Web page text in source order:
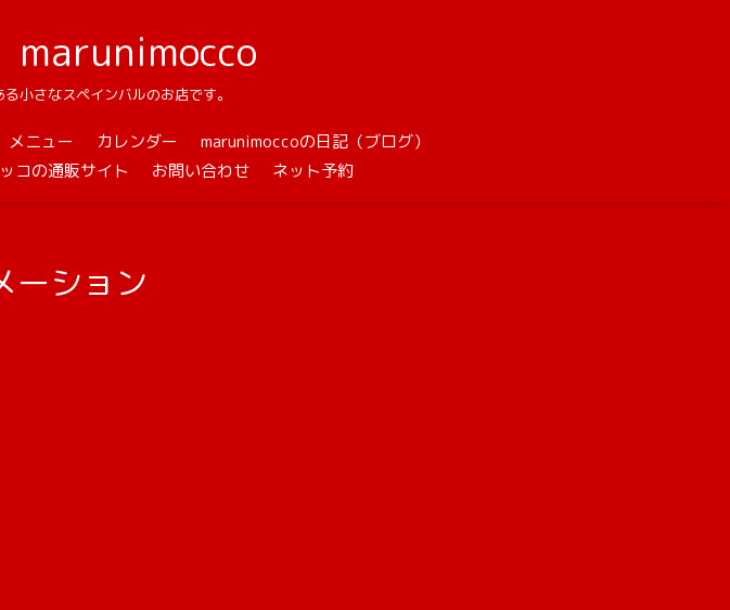
小さなスペインバルのお店です。
メニュー カレンダー
marunimoccoの日記（ブログ）
コの通販サイト お問い合わせ ネット予約
ーション